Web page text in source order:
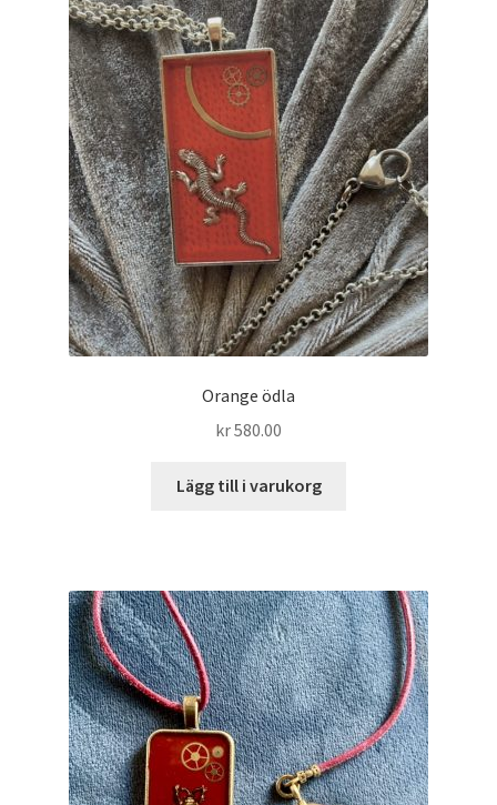
Orange ödla
kr580.00
Lägg till i varukorg